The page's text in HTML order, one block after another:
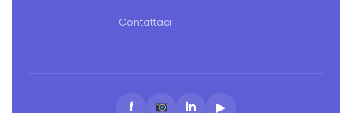
Contattaci
f in ▶